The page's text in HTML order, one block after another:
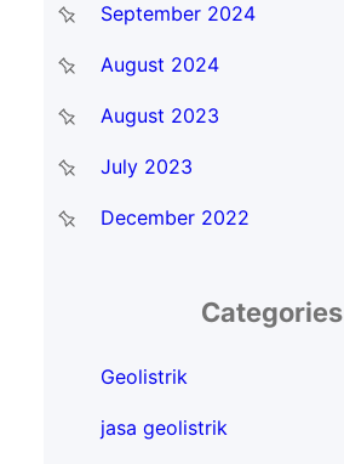
September 2024
August 2024
August 2023
July 2023
December 2022
Categories
Geolistrik
jasa geolistrik